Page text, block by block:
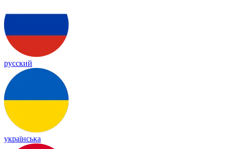
русский
українська